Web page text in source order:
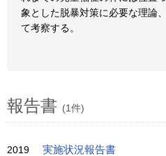
象とした脱暴対策に必要な理論
て考察する。
報告書 (1件)
2019 実施状況報告書